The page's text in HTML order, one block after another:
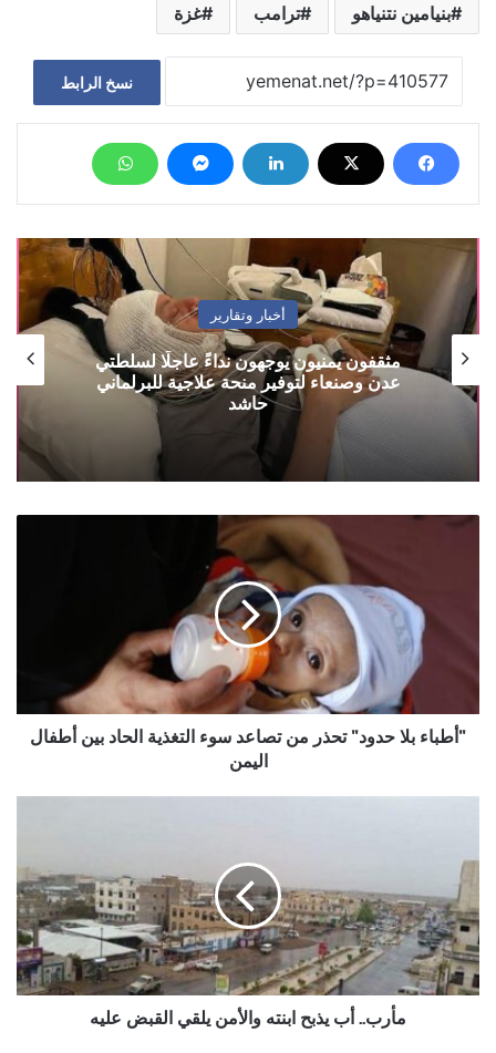
بنيامين نتنياهو ترامب غزة
نسخ الرابط
أخبار وتقارير
مثقفون يمنيون يوجهون نداءً عاجلًا لسلطتي
عدن وصنعاء لتوفير منحة علاجية للبرلماني
حاشد
"أطباء
التغذية
الحاد
بين"أطباء بلا حدود" تحذر من تصاعد سوء التغذية الحاد بين أطفال
اليمن
ابنته
والأمن
يلقي
القبض
عليه
مأرب.. أب يذبح ابنته والأمن يلقي القبض عليه